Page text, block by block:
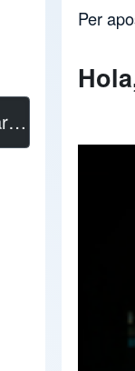
Per